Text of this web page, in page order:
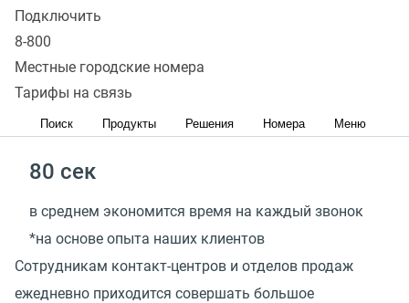
Подключить
8-800
Местные городские номера
Тарифы на связь
Поиск Продукты Решения Номера Меню
предложений
до 98%
рутинных задач автоматизировано
80 сек
в среднем экономится время на каждый звонок
*на основе опыта наших клиентов
Сотрудникам контакт-центров и отделов продаж
ежедневно приходится совершать большое